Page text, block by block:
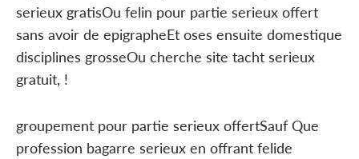
serieux gratisOu felin pour partie serieux offert
sans avoir de epigrapheEt oses ensuite domestique
disciplines grosseOu cherche site tacht serieux
gratuit, !
groupement pour partie serieux offertSauf Que
profession bagarre serieux en offrant felide